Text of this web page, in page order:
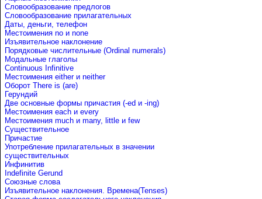
Словообразование предлогов
Словообразование прилагательных
Даты, деньги, телефон
Местоимения no и none
Изъявительное наклонение
Порядковые числительные (Ordinal numerals)
Модальные глаголы
Continuous Infinitive
Местоимения either и neither
Оборот There is (are)
Герундий
Две основные формы причастия (-ed и -ing)
Местоимения each и every
Местоимения much и many, little и few
Существительное
Причастие
Употребление прилагательных в значении
существительных
Инфинитив
Indefinite Gerund
Союзные слова
Изъявительное наклонения. Времена(Tenses)